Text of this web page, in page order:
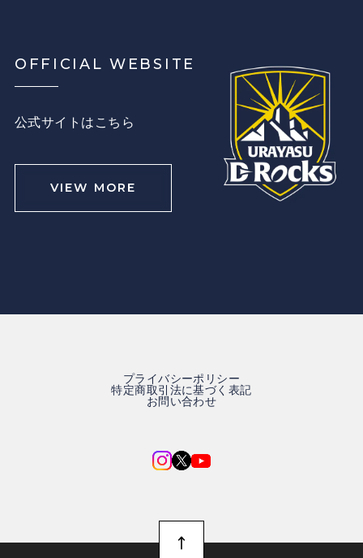
OFFICIAL WEBSITE
公式サイトはこちら
VIEW MORE
プライバシーポリシー
特定商取引法に基づく表記
お問い合わせ